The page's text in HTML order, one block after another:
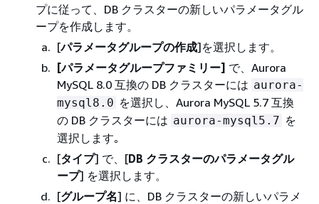
プに従って、DB クラスターの新しいパラメータグル
ープを作成します。
[パラメータグループの作成]を選択します。
[パラメータグループファミリー] で、Aurora
MySQL 8.0 互換の DB クラスターには aurora-
mysql8.0 を選択し、Aurora MySQL 5.7 互換
の DB クラスターには aurora-mysql5.7 を
選択します｡
[タイプ] で、[DB クラスターのパラメータグル
ープ] を選択します。
[グループ名] に、DB クラスターの新しいパラメ